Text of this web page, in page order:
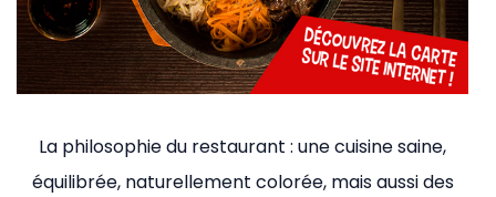
La philosophie du restaurant : une cuisine saine,
équilibrée, naturellement colorée, mais aussi des